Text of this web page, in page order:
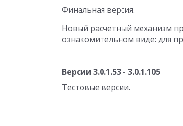
Финальная версия.
Новый расчетный механизм
ознакомительном виде: для
Версии 3.0.1.53 - 3.0.1.105
Тестовые версии.